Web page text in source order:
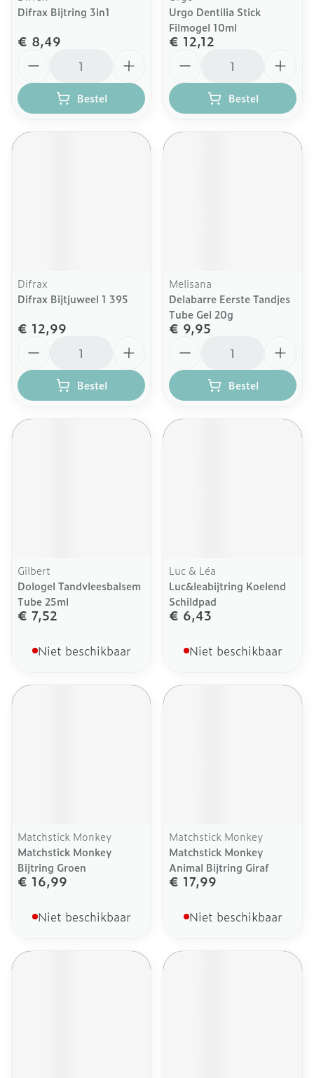
Difrax Bijtring 3in1
€ 8,49
Bestel
Urgo Dentilia Stick
Filmogel 10ml
€ 12,12
Bestel
Difrax
Difrax Bijtjuweel 1 395
€ 12,99
Bestel
Melisana
Delabarre Eerste Tandjes
Tube Gel 20g
€ 9,95
Bestel
Gilbert
Dologel Tandvleesbalsem
Tube 25ml
€ 7,52
Niet beschikbaar
Luc & Léa
Luc&leabijtring Koelend
Schildpad
€ 6,43
Niet beschikbaar
Matchstick Monkey
Matchstick Monkey
Bijtring Groen
€ 16,99
Niet beschikbaar
Matchstick Monkey
Matchstick Monkey
Animal Bijtring Giraf
€ 17,99
Niet beschikbaar